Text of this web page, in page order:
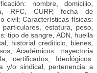
nombre, domicilio,
RFC, CURP, fecha de
civil; Características físicas:
estatura, peso,
tipo de sangre, ADN, huella
historial crediticio, bienes,
Académicos: trayectoria
certificados; Ideológicos:
y/o sindical, pertenencia a